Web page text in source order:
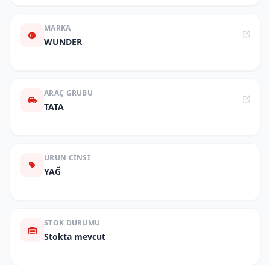
MARKA
WUNDER
ARAÇ GRUBU
TATA
ÜRÜN CINSI
YAĞ
STOK DURUMU
Stokta mevcut